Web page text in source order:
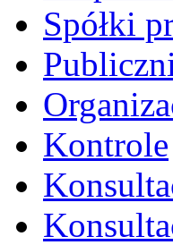
Spółki
Kontrole